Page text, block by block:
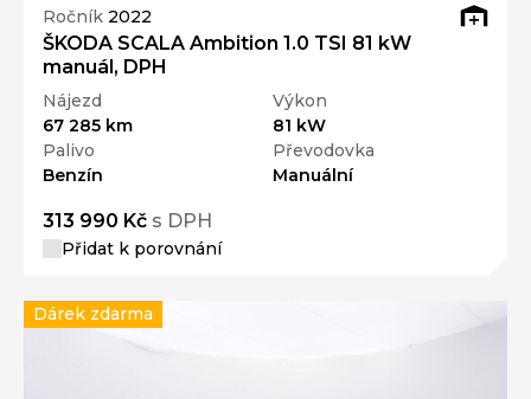
Ročník 2022
ŠKODA SCALA Ambition 1.0 TSI 81 kW
manuál, DPH
Nájezd
67 285 km
Výkon
81 kW
Palivo
Benzín
Převodovka
Manuální
313 990 Kč s DPH
Přidat k porovnání
Dárek zdarma